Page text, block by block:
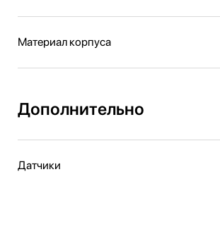
Материал корпуса
Дополнительно
Датчики